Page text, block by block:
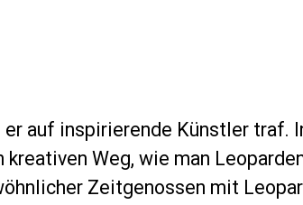
er auf inspirierende Künstler traf.
Weg, wie man
Zeitgenossen mit